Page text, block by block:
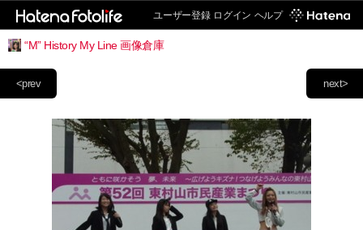
ユーザー登録 ログイン ヘルプ
“M” History My Line 画像倉庫
next>
<prev